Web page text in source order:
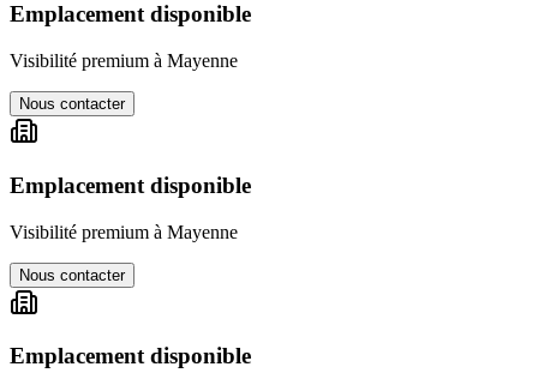
Emplacement disponible
Visibilité premium à Mayenne
Nous contacter
Emplacement disponible
Visibilité premium à Mayenne
Nous contacter
Emplacement disponible